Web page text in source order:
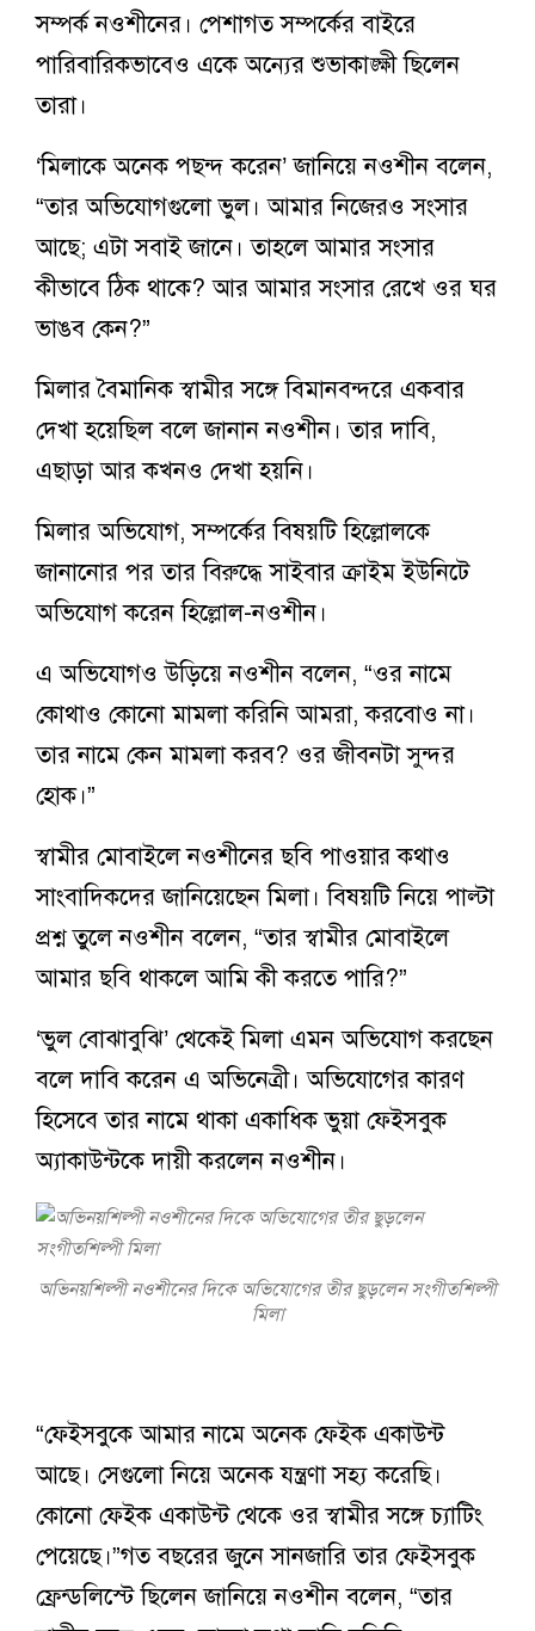
সম্পর্ক নওশীনের। পেশাগত সম্পর্কের বাইরে
পারিবারিকভাবেও একে অন্যের শুভাকাঙ্ক্ষী ছিলেন
তারা।
‘মিলাকে অনেক পছন্দ করেন’ জানিয়ে নওশীন বলেন,
“তার অভিযোগগুলো ভুল। আমার নিজেরও সংসার
আছে; এটা সবাই জানে। তাহলে আমার সংসার
কীভাবে ঠিক থাকে? আর আমার সংসার রেখে ওর ঘর
ভাঙব কেন?”
মিলার বৈমানিক স্বামীর সঙ্গে বিমানবন্দরে একবার
দেখা হয়েছিল বলে জানান নওশীন। তার দাবি,
এছাড়া আর কখনও দেখা হয়নি।
মিলার অভিযোগ, সম্পর্কের বিষয়টি হিল্লোলকে
জানানোর পর তার বিরুদ্ধে সাইবার ক্রাইম ইউনিটে
অভিযোগ করেন হিল্লোল-নওশীন।
এ অভিযোগও উড়িয়ে নওশীন বলেন, “ওর নামে
কোথাও কোনো মামলা করিনি আমরা, করবোও না।
তার নামে কেন মামলা করব? ওর জীবনটা সুন্দর
হোক।”
স্বামীর মোবাইলে নওশীনের ছবি পাওয়ার কথাও
সাংবাদিকদের জানিয়েছেন মিলা। বিষয়টি নিয়ে পাল্টা
প্রশ্ন তুলে নওশীন বলেন, “তার স্বামীর মোবাইলে
আমার ছবি থাকলে আমি কী করতে পারি?”
‘ভুল বোঝাবুঝি’ থেকেই মিলা এমন অভিযোগ করছেন
বলে দাবি করেন এ অভিনেত্রী। অভিযোগের কারণ
হিসেবে তার নামে থাকা একাধিক ভুয়া ফেইসবুক
অ্যাকাউন্টকে দায়ী করলেন নওশীন।
অভিনয়শিল্পী নওশীনের দিকে অভিযোগের তীর ছুড়লেন সংগীতশিল্পী
মিলা
“ফেইসবুকে আমার নামে অনেক ফেইক একাউন্ট
আছে। সেগুলো নিয়ে অনেক যন্ত্রণা সহ্য করেছি।
কোনো ফেইক একাউন্ট থেকে ওর স্বামীর সঙ্গে চ্যাটিং
পেয়েছে।”গত বছরের জুনে সানজারি তার ফেইসবুক
ফ্রেন্ডলিস্টে ছিলেন জানিয়ে নওশীন বলেন, “তার